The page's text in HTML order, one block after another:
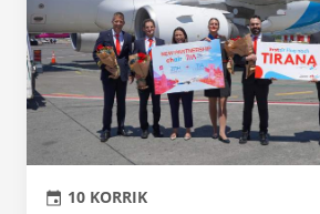
10 KORRIK